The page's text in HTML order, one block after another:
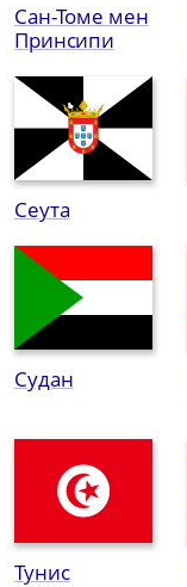
Сан-Томе мен
Принсипи
Сеута
Судан
Тунис